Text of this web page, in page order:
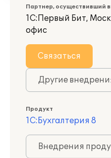
Партнер, осуществивший
1С:Первый Бит,
офис
Связаться
Другие
Продукт
1С:Бухгалтерия 8
Внедрения